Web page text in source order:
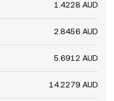
1.4228 AUD
2.8456 AUD
5.6912 AUD
14.2279 AUD